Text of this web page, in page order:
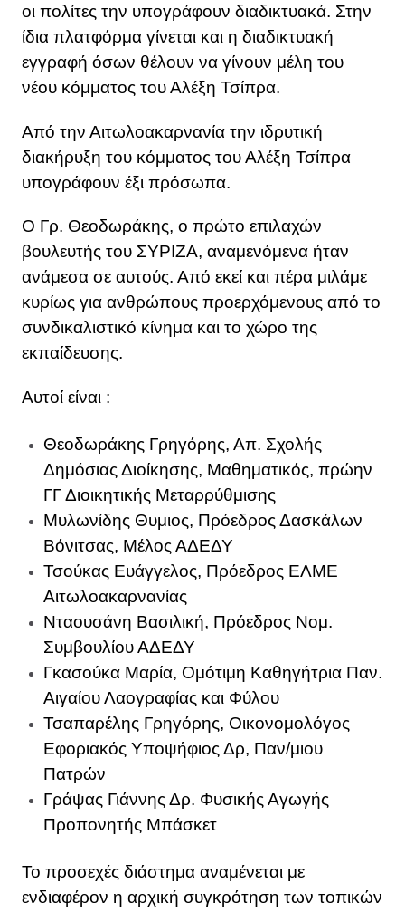
οι πολίτες την υπογράφουν διαδικτυακά. Στην
ίδια πλατφόρμα γίνεται και η διαδικτυακή
εγγραφή όσων θέλουν να γίνουν μέλη του
νέου κόμματος του Αλέξη Τσίπρα.
Από την Αιτωλοακαρνανία την ιδρυτική
διακήρυξη του κόμματος του Αλέξη Τσίπρα
υπογράφουν έξι πρόσωπα.
Ο Γρ. Θεοδωράκης, ο πρώτο επιλαχών
βουλευτής του ΣΥΡΙΖΑ, αναμενόμενα ήταν
ανάμεσα σε αυτούς. Από εκεί και πέρα μιλάμε
κυρίως για ανθρώπους προερχόμενους από το
συνδικαλιστικό κίνημα και το χώρο της
εκπαίδευσης.
Αυτοί είναι :
Θεοδωράκης Γρηγόρης, Απ. Σχολής
Δημόσιας Διοίκησης, Μαθηματικός, πρώην
ΓΓ Διοικητικής Μεταρρύθμισης
Μυλωνίδης Θυμιος, Πρόεδρος Δασκάλων
Βόνιτσας, Μέλος ΑΔΕΔΥ
Τσούκας Ευάγγελος, Πρόεδρος ΕΛΜΕ
Αιτωλοακαρνανίας
Νταουσάνη Βασιλική, Πρόεδρος Νομ.
Συμβουλίου ΑΔΕΔΥ
Γκασούκα Μαρία, Ομότιμη Καθηγήτρια Παν.
Αιγαίου Λαογραφίας και Φύλου
Τσαπαρέλης Γρηγόρης, Οικονομολόγος
Εφοριακός Υποψήφιος Δρ, Παν/μιου
Πατρών
Γράψας Γιάννης Δρ. Φυσικής Αγωγής
Προπονητής Μπάσκετ
Το προσεχές διάστημα αναμένεται με
ενδιαφέρον η αρχική συγκρότηση των τοπικών